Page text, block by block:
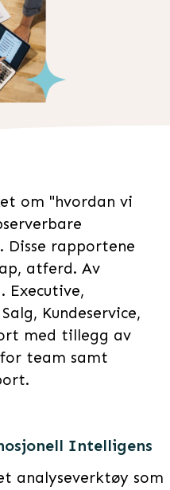
om "hvordan vi
Disse rapportene
atferd. Av
Executive,
Kundeservice,
med tillegg av
team samt
Intelligens
analyseverktøy